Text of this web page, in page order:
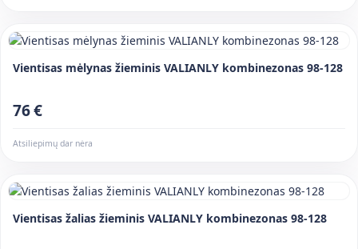
Vientisas mėlynas žieminis VALIANLY kombinezonas 98-128
76 €
Atsiliepimų dar nėra
Vientisas žalias žieminis VALIANLY kombinezonas 98-128